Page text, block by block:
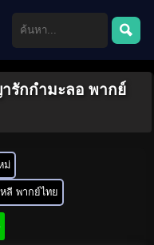
รักกำมะลอ พากย์
ม่
ลี พากย์ไทย